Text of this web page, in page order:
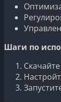
Шаги по